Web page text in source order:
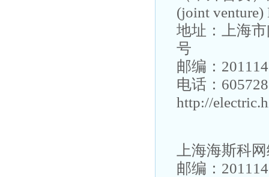
(joint venture)
地址：上海
号
邮编：201114
电话：
http://
上海海斯科
邮编：201114